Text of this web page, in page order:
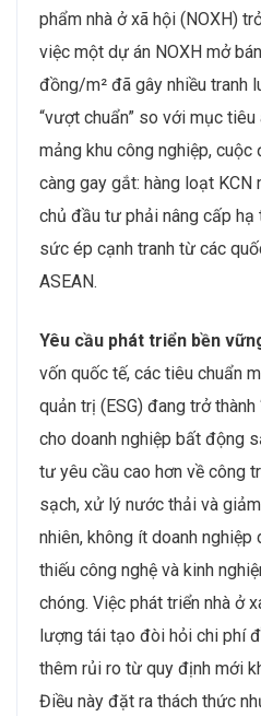
phẩm nhà ở xã hội (NOXH)
việc một dự án NOXH mở
đồng/m² đã gây nhiều tranh
“vượt chuẩn” so với mục
mảng khu công nghiệp, cuộc
càng gay gắt: hàng loạt
chủ đầu tư phải nâng cấp
sức ép cạnh tranh từ các
ASEAN.
Yêu cầu phát triển bền
vốn quốc tế, các tiêu chuẩn
quản trị (ESG) đang trở
cho doanh nghiệp bất động
tư yêu cầu cao hơn về công
sạch, xử lý nước thải và
nhiên, không ít doanh
thiếu công nghệ và kinh
chóng. Việc phát triển nhà ở
lượng tái tạo đòi hỏi chi phí
thêm rủi ro từ quy định mới
Điều này đặt ra thách thức